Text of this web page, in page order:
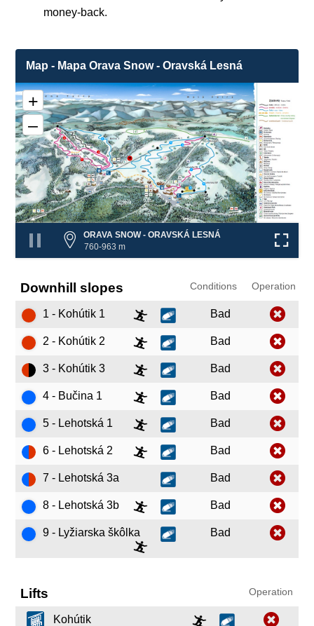
money-back.
Map - Mapa Orava Snow - Oravská Lesná
1
2
3
5
6
7
8
9
4
❌
❌
❌
❌
+
–
ORAVA SNOW - ORAVSKÁ LESNÁ
760-963 m
Downhill slopes Conditions Operation
1 - Kohútik 1 Bad
2 - Kohútik 2 Bad
3 - Kohútik 3 Bad
4 - Bučina 1 Bad
5 - Lehotská 1 Bad
6 - Lehotská 2 Bad
7 - Lehotská 3a Bad
8 - Lehotská 3b Bad
9 - Lyžiarska škôlka Bad
Lifts Operation
Kohútik